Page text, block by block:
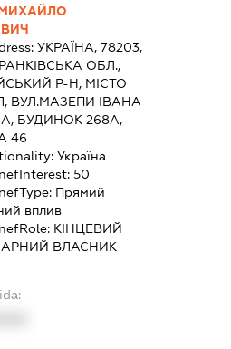
МИХАЙЛО
УКРАЇНА, 78203,
ОБЛ.,
Р-Н, МІСТО
ВУЛ.МАЗЕПИ ІВАНА
БУДИНОК 268А,
46
Україна
50
Прямий
вплив
КІНЦЕВИЙ
ВЛАСНИК